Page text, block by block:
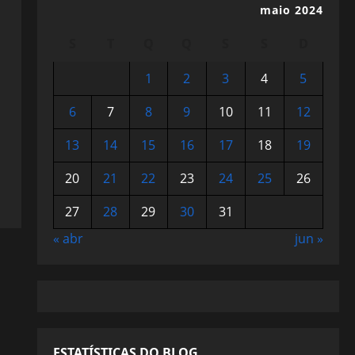
maio 2024
1
2 3 4
5
6
7 8 9 10 11
12
13
14 15 16 17 18
19
20
21 22 23 24 25
26
27
28 29 30
31
« abr
jun »